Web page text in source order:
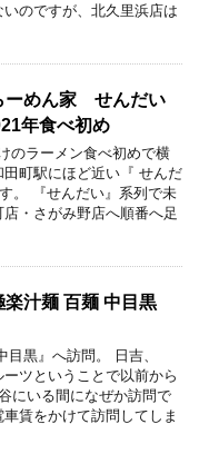
のですが、北久里浜店は
ーめん家 せんだい
年食べ初め
のラーメン食べ初めで横
町駅にほど近い『 せんだ
。 『せんだい』系列で未
・さがみ野店へ順番へ足
汁麺 百麺 中目黒
黒』へ訪問。 日吉、
ツということで以前から
にいる間になぜか訪問で
賃をかけて訪問してしま